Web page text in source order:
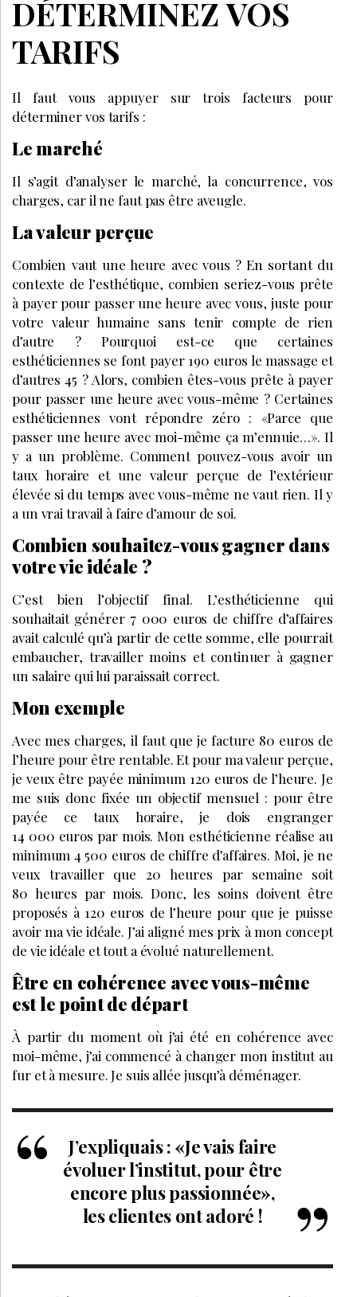
DÉTERMINEZ VOS
TARIFS
Il faut vous appuyer sur trois facteurs pour
déterminer vos tarifs :
Le marché
Il s’agit d’analyser le marché, la concurrence, vos
charges, car il ne faut pas être aveugle.
La valeur perçue
Combien vaut une heure avec vous ? En sortant du
contexte de l’esthétique, combien seriez-vous prête
à payer pour passer une heure avec vous, juste pour
votre valeur humaine sans tenir compte de rien
d’autre ? Pourquoi est-ce que certaines
esthéticiennes se font payer 190 euros le massage et
d’autres 45 ? Alors, combien êtes-vous prête à payer
pour passer une heure avec vous-même ? Certaines
esthéticiennes vont répondre zéro : «Parce que
passer une heure avec moi-même ça m’ennuie…». Il
y a un problème. Comment pouvez-vous avoir un
taux horaire et une valeur perçue de l’extérieur
élevée si du temps avec vous-même ne vaut rien. Il y
a un vrai travail à faire d’amour de soi.
Combien souhaitez-vous gagner dans
votre vie idéale ?
C’est bien l’objectif final. L’esthéticienne qui
souhaitait générer 7 000 euros de chiffre d’affaires
avait calculé qu’à partir de cette somme, elle pourrait
embaucher, travailler moins et continuer à gagner
un salaire qui lui paraissait correct.
Mon exemple
Avec mes charges, il faut que je facture 80 euros de
l’heure pour être rentable. Et pour ma valeur perçue,
je veux être payée minimum 120 euros de l’heure. Je
me suis donc fixée un objectif mensuel : pour être
payée ce taux horaire, je dois engranger
14 000 euros par mois. Mon esthéticienne réalise au
minimum 4 500 euros de chiffre d’affaires. Moi, je ne
veux travailler que 20 heures par semaine soit
80 heures par mois. Donc, les soins doivent être
proposés à 120 euros de l’heure pour que je puisse
avoir ma vie idéale. J’ai aligné mes prix à mon concept
de vie idéale et tout a évolué naturellement.
Être en cohérence avec vous-même
est le point de départ
À partir du moment où j’ai été en cohérence avec
moi-même, j’ai commencé à changer mon institut au
fur et à mesure. Je suis allée jusqu’à déménager.
J’expliquais : «Je vais faire
évoluer l’institut, pour être
encore plus passionnée»,
les clientes ont adoré !